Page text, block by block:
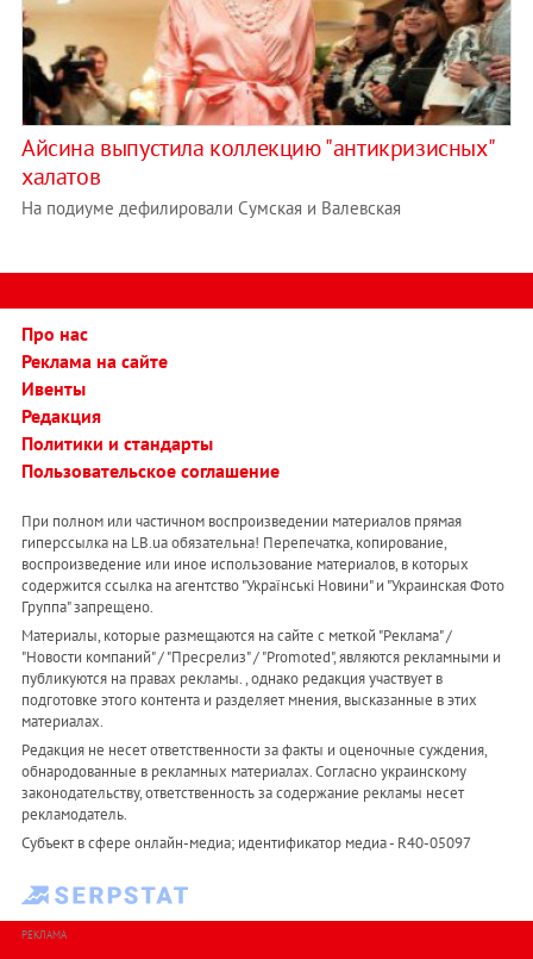
Айсина выпустила коллекцию "антикризисных"
халатов
На подиуме дефилировали Сумская и Валевская
Про нас
Реклама на сайте
Ивенты
Редакция
Политики и стандарты
Пользовательское соглашение
При полном или частичном воспроизведении материалов прямая
гиперссылка на LB.ua обязательна! Перепечатка, копирование,
воспроизведение или иное использование материалов, в которых
содержится ссылка на агентство "Українськi Новини" и "Украинская Фото
Группа" запрещено.
Материалы, которые размещаются на сайте с меткой "Реклама" /
"Новости компаний" / "Пресрелиз" / "Promoted", являются рекламными и
публикуются на правах рекламы. , однако редакция участвует в
подготовке этого контента и разделяет мнения, высказанные в этих
материалах.
Редакция не несет ответственности за факты и оценочные суждения,
обнародованные в рекламных материалах. Согласно украинскому
законодательству, ответственность за содержание рекламы несет
рекламодатель.
Субъект в сфере онлайн-медиа; идентификатор медиа - R40-05097
РЕКЛАМА